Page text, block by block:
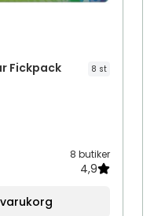
Fickpack
8 st
8 butiker
4,9